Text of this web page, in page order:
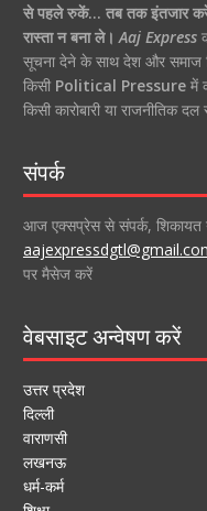
से पहले रुकें… तब तक इंतजार करें
रास्ता न बना ले। Aaj Express
सूचना देने के साथ देश और समाज
किसी Political Pressureमें
किसी कारोबारी या राजनीतिक
संपर्क
आज एक्सप्रेस से संपर्क,
पर मैसेज करें
वेबसाइट अन्वेषण करें
उत्तर प्रदेश
दिल्ली
वाराणसी
लखनऊ
धर्म-कर्म